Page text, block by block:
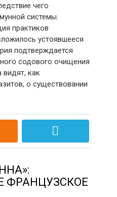
чего
системы.
практиков
устоявшееся
подтверждается
содового очищения
как
о существовании
ФРАНЦУЗСКОЕ